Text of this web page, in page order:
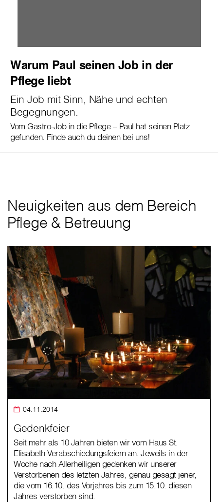
Warum Paul seinen Job in der
Pflege liebt
Ein Job mit Sinn, Nähe und echten
Begegnungen.
Vom Gastro-Job in die Pflege – Paul hat seinen Platz
gefunden. Finde auch du deinen bei uns!
Neuigkeiten aus dem Bereich
Pflege & Betreuung
04.11.2014
Gedenkfeier
Seit mehr als 10 Jahren bieten wir vom Haus St.
Elisabeth Verabschiedungsfeiern an. Jeweils in der
Woche nach Allerheiligen gedenken wir unserer
Verstorbenen des letzten Jahres, genau gesagt jener,
die vom 16.10. des Vorjahres bis zum 15.10. diesen
Jahres verstorben sind.